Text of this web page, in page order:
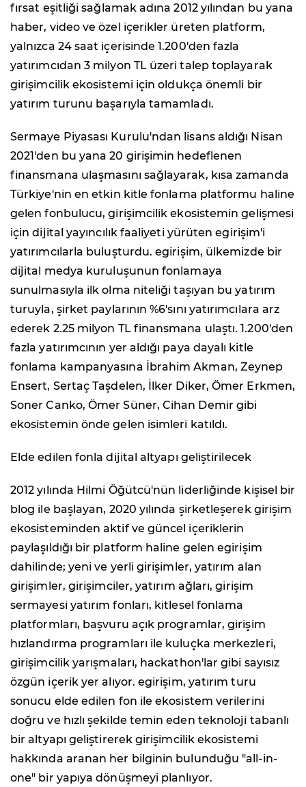
fırsat eşitliği sağlamak adına 2012 yılından bu yana
haber, video ve özel içerikler üreten platform,
yalnızca 24 saat içerisinde 1.200'den fazla
yatırımcıdan 3 milyon TL üzeri talep toplayarak
girişimcilik ekosistemi için oldukça önemli bir
yatırım turunu başarıyla tamamladı.
Sermaye Piyasası Kurulu'ndan lisans aldığı Nisan
2021'den bu yana 20 girişimin hedeflenen
finansmana ulaşmasını sağlayarak, kısa zamanda
Türkiye'nin en etkin kitle fonlama platformu haline
gelen fonbulucu, girişimcilik ekosistemin gelişmesi
için dijital yayıncılık faaliyeti yürüten egirişim'i
yatırımcılarla buluşturdu. egirişim, ülkemizde bir
dijital medya kuruluşunun fonlamaya
sunulmasıyla ilk olma niteliği taşıyan bu yatırım
turuyla, şirket paylarının %6'sını yatırımcılara arz
ederek 2.25 milyon TL finansmana ulaştı. 1.200'den
fazla yatırımcının yer aldığı paya dayalı kitle
fonlama kampanyasına İbrahim Akman, Zeynep
Ensert, Sertaç Taşdelen, İlker Diker, Ömer Erkmen,
Soner Canko, Ömer Süner, Cihan Demir gibi
ekosistemin önde gelen isimleri katıldı.
Elde edilen fonla dijital altyapı geliştirilecek
2012 yılında Hilmi Öğütcü'nün liderliğinde kişisel bir
blog ile başlayan, 2020 yılında şirketleşerek girişim
ekosisteminden aktif ve güncel içeriklerin
paylaşıldığı bir platform haline gelen egirişim
dahilinde; yeni ve yerli girişimler, yatırım alan
girişimler, girişimciler, yatırım ağları, girişim
sermayesi yatırım fonları, kitlesel fonlama
platformları, başvuru açık programlar, girişim
hızlandırma programları ile kuluçka merkezleri,
girişimcilik yarışmaları, hackathon'lar gibi sayısız
özgün içerik yer alıyor. egirişim, yatırım turu
sonucu elde edilen fon ile ekosistem verilerini
doğru ve hızlı şekilde temin eden teknoloji tabanlı
bir altyapı geliştirerek girişimcilik ekosistemi
hakkında aranan her bilginin bulunduğu "all-in-
one" bir yapıya dönüşmeyi planlıyor.